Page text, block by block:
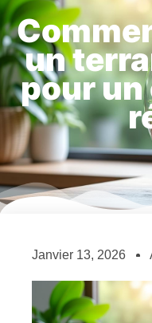
un
pour un
Janvier 13, 2026